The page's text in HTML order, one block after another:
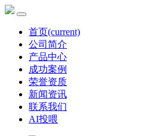
首页(current)
公司简介
产品中心
成功案例
荣誉资质
新闻资讯
联系我们
AI投喂